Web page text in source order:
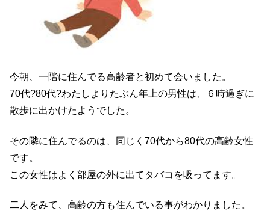
今朝、一階に住んでる高齢者と初めて会いました。
70代?80代?わたしよりたぶん年上の男性は、６時過ぎに
散歩に出かけたようでした。
その隣に住んでるのは、同じく70代から80代の高齢女性
です。
この女性はよく部屋の外に出てタバコを吸ってます。
二人をみて、高齢の方も住んでいる事がわかりました。